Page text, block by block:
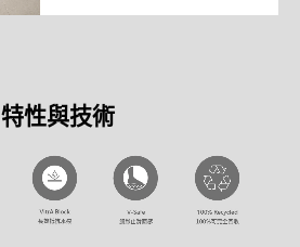
特性與技術